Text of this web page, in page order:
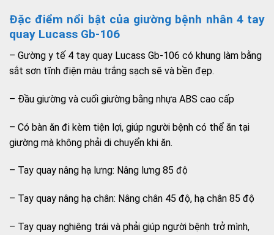
Đặc điểm nổi bật của giường bệnh nhân 4 tay
quay Lucass Gb-106
– Gường y tế 4 tay quay Lucass Gb-106 có khung làm bằng
sắt sơn tĩnh điện màu trắng sạch sẽ và bền đẹp.
– Đầu giường và cuối giường bằng nhựa ABS cao cấp
– Có bàn ăn đi kèm tiện lợi, giúp người bệnh có thể ăn tại
giường mà không phải di chuyển khi ăn.
– Tay quay nâng hạ lưng: Nâng lưng 85 độ
– Tay quay nâng hạ chân: Nâng chân 45 độ, hạ chân 85 độ
– Tay quay nghiêng trái và phải giúp người bệnh trở mình,